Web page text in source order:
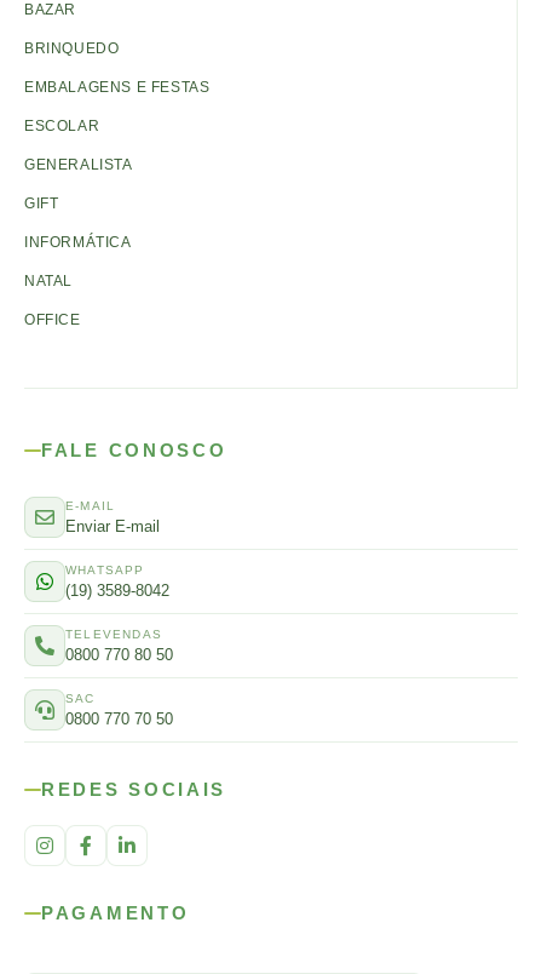
BAZAR
BRINQUEDO
EMBALAGENS E FESTAS
ESCOLAR
GENERALISTA
GIFT
INFORMÁTICA
NATAL
OFFICE
FALE CONOSCO
E-MAIL
Enviar E-mail
WHATSAPP
(19) 3589-8042
TELEVENDAS
0800 770 80 50
SAC
0800 770 70 50
REDES SOCIAIS
PAGAMENTO